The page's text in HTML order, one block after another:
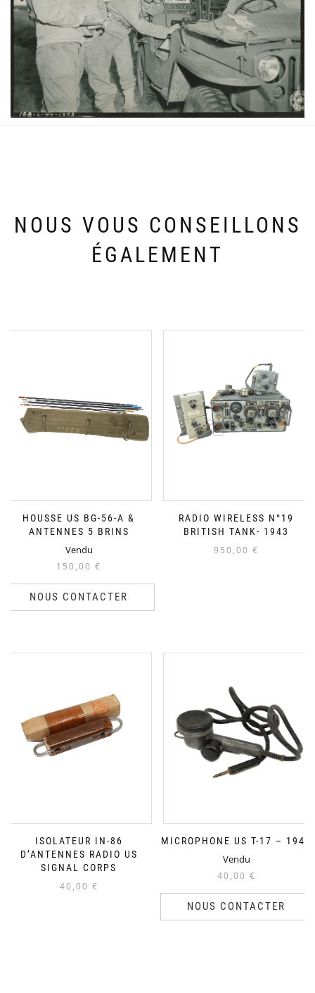
NOUS VOUS CONSEILLONS
ÉGALEMENT
HOUSSE US BG-56-A &
ANTENNES 5 BRINS
Vendu
150,00 €
NOUS CONTACTER
RADIO WIRELESS N°19
BRITISH TANK- 1943
950,00 €
ISOLATEUR IN-86
D’ANTENNES RADIO US
SIGNAL CORPS
40,00 €
MICROPHONE US T-17 – 1942
Vendu
40,00 €
NOUS CONTACTER